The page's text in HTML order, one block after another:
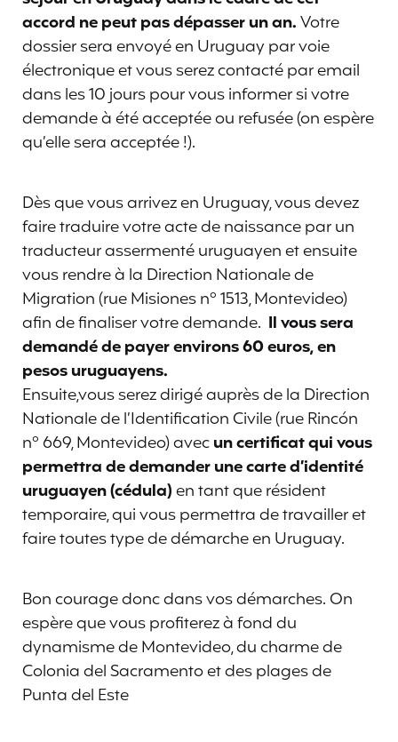
accord ne peut pas dépasser un an.Votre
dossier sera envoyé en Uruguay par voie
électronique et vous serez contacté par email
dans les 10 jours pour vous informer si votre
demande à été acceptée ou refusée (on espère
qu’elle sera acceptée !).
Dès que vous arrivez en Uruguay, vous devez
faire traduire votre acte de naissance par un
traducteur assermenté uruguayen et ensuite
vous rendre à la Direction Nationale de
Migration (rue Misiones n° 1513, Montevideo)
afin de finaliser votre demande. Il vous sera
demandé de payer environs 60 euros, en
pesos uruguayens.
Ensuite,vous serez dirigé auprès de la Direction
Nationale de l’Identification Civile (rue Rincón
n° 669, Montevideo) avecun certificat qui vous
permettra de demander une carte d’identité
uruguayen (cédula)en tant que résident
temporaire, qui vous permettra de travailler et
faire toutes type de démarche en Uruguay.
Bon courage donc dans vos démarches. On
espère que vous profiterez à fond du
dynamisme de Montevideo, du charme de
Colonia del Sacramento et des plages de
Punta del Este